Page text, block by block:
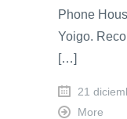
Phone
Yoigo.
[…]
21
More